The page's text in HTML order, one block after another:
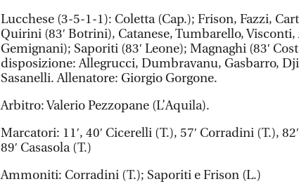
Lucchese (3-5-1-1): Coletta (Cap.); Frison, Fazzi,
Quirini (83′ Botrini), Catanese, Tumbarello, Visconti,
Gemignani); Saporiti (83′ Leone); Magnaghi (83′
disposizione: Allegrucci, Dumbravanu, Gasbarro,
Sasanelli. Allenatore: Giorgio Gorgone.
Arbitro: Valerio Pezzopane (L’Aquila).
Marcatori: 11′, 40′ Cicerelli (T.), 57′ Corradini (T.),
89′ Casasola (T.)
Ammoniti: Corradini (T.); Saporiti e Frison (L.)